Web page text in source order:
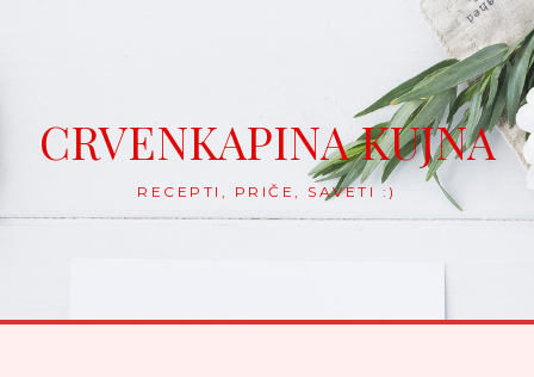
CRVENKAPINA KUJNA
RECEPTI, PRIČE, SAVETI :)